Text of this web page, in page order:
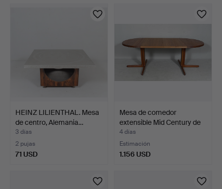
HEINZ LILIENTHAL. Mesa
de centro, Alemania…
3 días
2 pujas
71 USD
Mesa de comedor
extensible Mid Century de
…
4 días
Estimación
1.156 USD